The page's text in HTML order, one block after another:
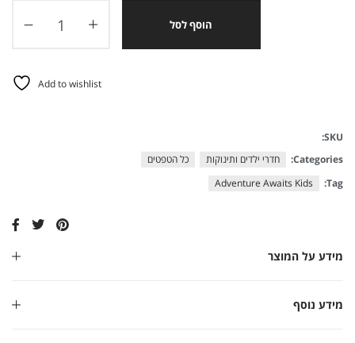
הוסף לסל
Add to wishlist
מידע על המוצר
מידע נוסף
SKU:
Categories:
חדרי ילדים ותינוקות
כל הטפטים
Tag:
Adventure Awaits Kids